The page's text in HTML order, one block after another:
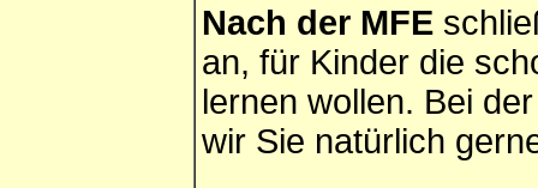
Nach der MFE
an, für Kinder die
lernen wollen. Bei
wir Sie natürlich